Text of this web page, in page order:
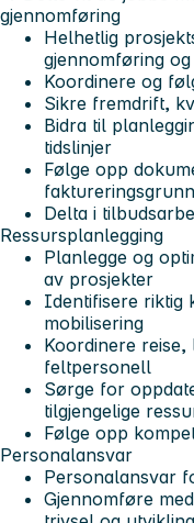
gjennomføring
Helhetlig
gjennomføring
Koordinere og
Sikre fremdrift,
Bidra til
tidslinjer
Følge opp
Delta i
Ressursplanlegging
Planlegge og
av prosjekter
Identifisere riktig
mobilisering
Koordinere
feltpersonell
Sørge for
tilgjengelige
Følge opp
Personalansvar
Personalansvar
Gjennomføre